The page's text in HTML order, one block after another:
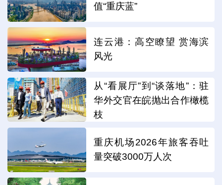
值“重庆蓝”
连云港：高空瞭望 赏海滨
风光
从“看展厅”到“谈落地”：驻
华外交官在皖抛出合作橄榄
枝
重庆机场2026年旅客吞吐
量突破3000万人次